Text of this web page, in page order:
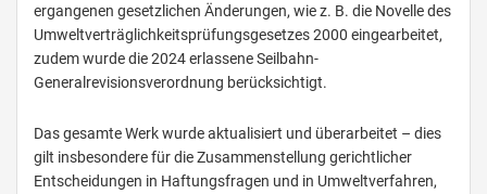
ergangenen gesetzlichen Änderungen, wie z. B. die Novelle des
Umweltverträglichkeitsprüfungsgesetzes 2000 eingearbeitet,
zudem wurde die 2024 erlassene Seilbahn-
Generalrevisionsverordnung berücksichtigt.
Das gesamte Werk wurde aktualisiert und überarbeitet – dies
gilt insbesondere für die Zusammenstellung gerichtlicher
Entscheidungen in Haftungsfragen und in Umweltverfahren,